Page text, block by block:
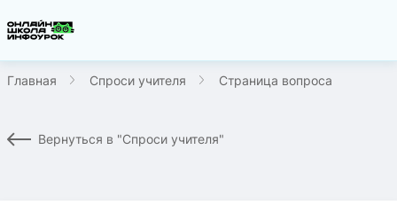
Главная Спроси учителя Страница вопроса
Вернуться в "Спроси учителя"